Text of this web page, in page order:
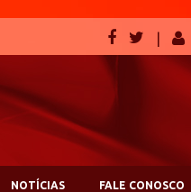
NOTÍCIAS FALE CONOSCO